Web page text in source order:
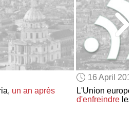
LICENSES
CARDS
LANGUAGES
US
ALEXA
ADJUST COLORS
un an après
16 April
L'Union
d'enfreindre